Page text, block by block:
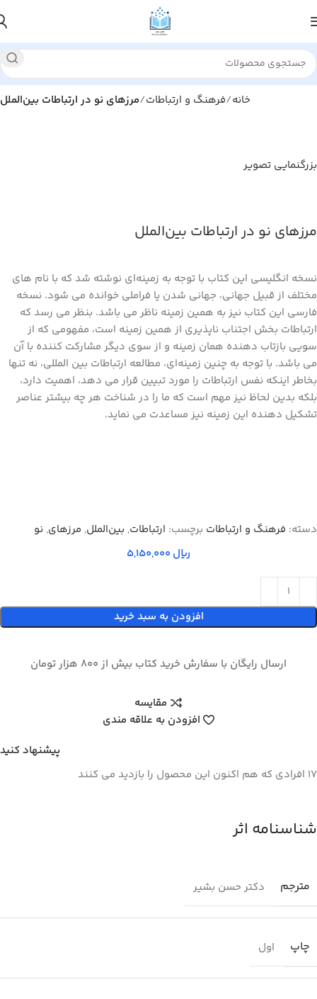
خانه فرهنگ و ارتباطات مرزهای نو در ارتباطات بین‌الملل
بزرگنمایی تصویر
مرزهای نو در ارتباطات بین‌الملل
نسخه انگلیسی این کتاب با توجه به زمینه‌ای نوشته شد که با نام های
مختلف از قبیل جهانی، جهانی شدن یا فراملی خوانده می شود. نسخه
فارسی این کتاب نیز به همین زمینه ناظر می باشد. بنظر می رسد که
ارتباطات بخش اجتناب ناپذیری از همین زمینه است، مفهومی که از
سویی بازتاب دهنده همان زمینه و از سوی دیگر مشارکت کننده با آن
می باشد. با توجه به چنین زمینه‌ای، مطالعه ارتباطات بین المللی، نه تنها
بخاطر اینکه نفس ارتباطات را مورد تبیین قرار می دهد، اهمیت دارد،
بلکه بدین لحاظ نیز مهم است که ما را در شناخت هر چه بیشتر عناصر
تشکیل دهنده این زمینه نیز مساعدت می نماید.
دسته: فرهنگ و ارتباطات برچسب: ارتباطات, بين‌الملل, مرزهاي, نو
ریال
افزودن به سبد خرید
ارسال رایگان با سفارش خرید کتاب بیش از 800 هزار تومان
مقایسه
افزودن به علاقه مندی
پیشنهاد کنید
17 افرادی که هم اکنون این محصول را بازدید می کنند
شناسنامه اثر
مترجم دکتر حسن بشیر
چاپ اول